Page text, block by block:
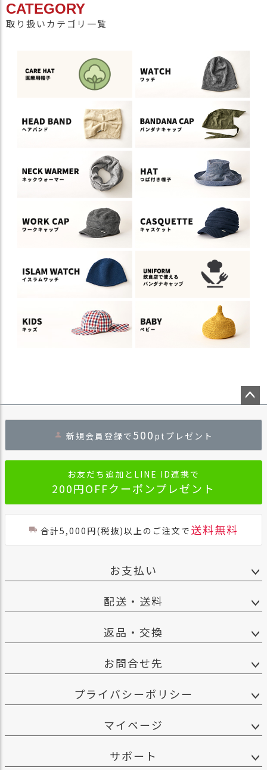
CATEGORY
取り扱いカテゴリ一覧
ジト
へ
新規会員登録で 500 ptプレゼント
お友だち追加とLINE ID連携で
200円OFFクーポンプレゼント
合計5,000円(税抜)以上のご注文で 送料無料
お支払い
配送・送料
返品・交換
お問合せ先
プライバシーポリシー
マイページ
サポート